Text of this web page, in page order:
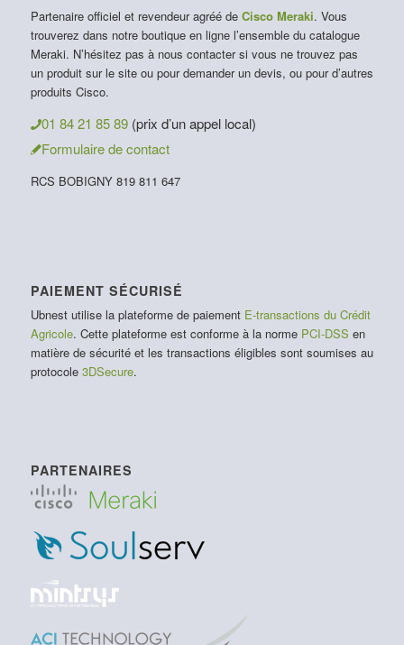
Partenaire officiel et revendeur agréé de Cisco Meraki. Vous
trouverez dans notre boutique en ligne l’ensemble du catalogue
Meraki. N’hésitez pas à nous contacter si vous ne trouvez pas
un produit sur le site ou pour demander un devis, ou pour d’autres
produits Cisco.
01 84 21 85 89 (prix d’un appel local)
Formulaire de contact
RCS BOBIGNY 819 811 647
PAIEMENT SÉCURISÉ
Ubnest utilise la plateforme de paiement E-transactions du Crédit
Agricole. Cette plateforme est conforme à la norme PCI-DSS en
matière de sécurité et les transactions éligibles sont soumises au
protocole 3DSecure.
PARTENAIRES